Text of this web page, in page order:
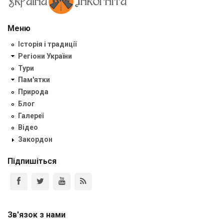
Меню
Історія і традиції
Регіони України
Тури
Пам'ятки
Природа
Блог
Галереї
Відео
Закордон
Підпишіться
Зв'язок з нами